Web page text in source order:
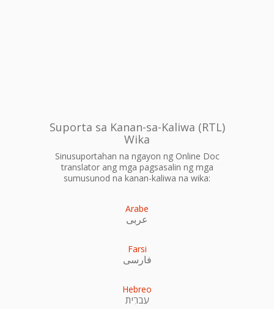
Suporta sa Kanan-sa-Kaliwa (RTL)
Wika
Sinusuportahan na ngayon ng Online Doc
translator ang mga pagsasalin ng mga
sumusunod na kanan-kaliwa na wika:
Arabe
عربى
Farsi
فارسی
Hebreo
עִברִית